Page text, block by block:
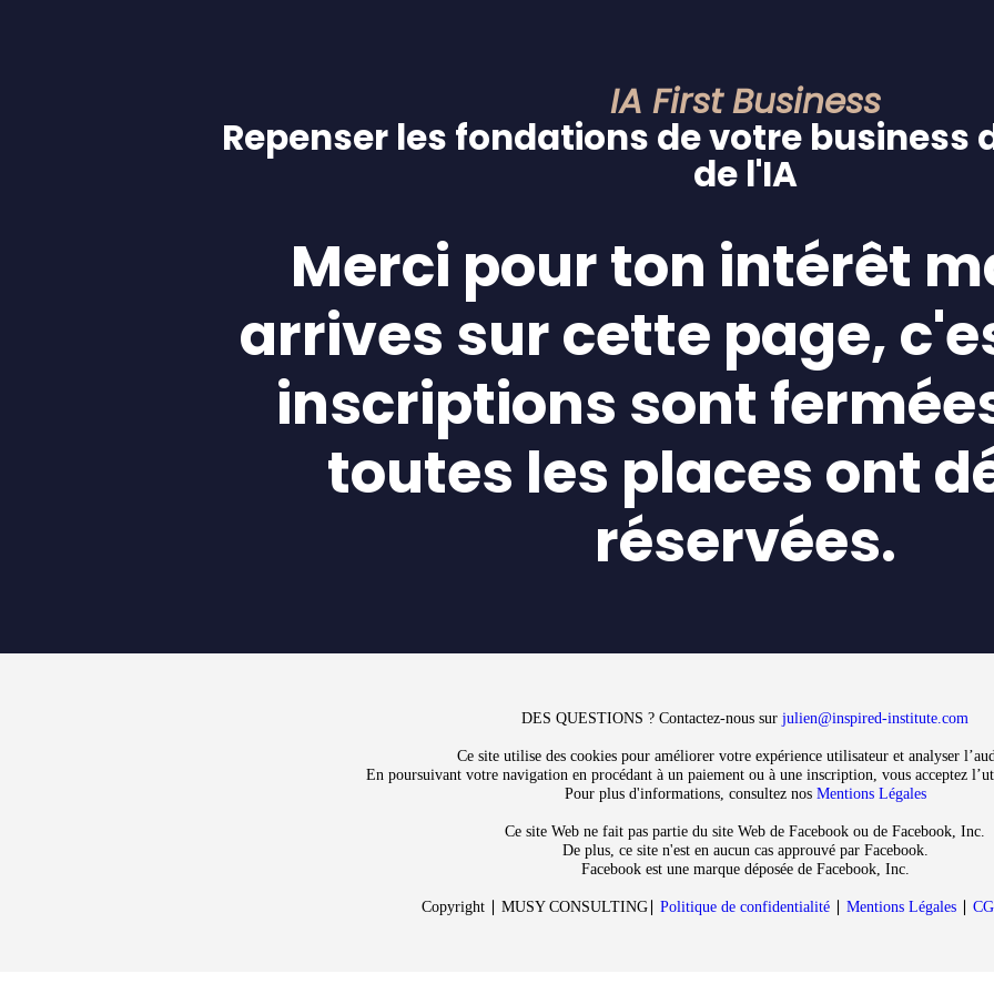
IA First Business
Repenser les fondations de votre business
de l'IA
Merci pour ton intérêt
arrives sur cette page,
inscriptions sont
toutes les places ont
réservées.
DES QUESTIONS ? Contactez-nous surjulien@inspired-institute.com
Ce site utilise des cookies pour améliorer votre expérience utilisateur et analyser
En poursuivant votre navigation en procédant à un paiement ou à une inscription, vous acceptez
Pour plus d'informations, consultez nos Mentions Légales
Ce site Web ne fait pas partie du site Web de Facebook ou de Facebook, Inc.
De plus, ce site n'est en aucun cas approuvé par Facebook.
Facebook est une marque déposée de Facebook, Inc.
Copyright ∣ MUSY CONSULTING∣ Politique de confidentialité∣ Mentions Légales∣